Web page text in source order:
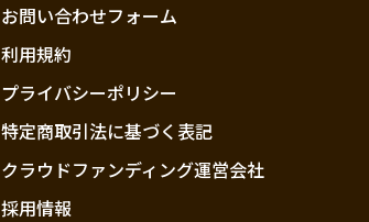
お問い合わせフォーム
利用規約
プライバシーポリシー
特定商取引法に基づく表記
クラウドファンディング運営会社
採用情報